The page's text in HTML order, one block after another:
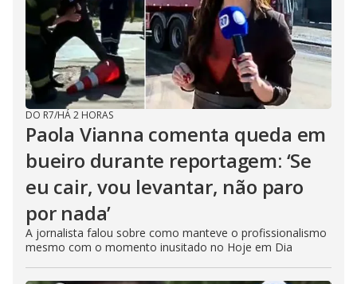
DO R7/HÁ 2 HORAS
Paola Vianna comenta queda em
bueiro durante reportagem: ‘Se
eu cair, vou levantar, não paro
por nada’
A jornalista falou sobre como manteve o profissionalismo
mesmo com o momento inusitado no Hoje em Dia